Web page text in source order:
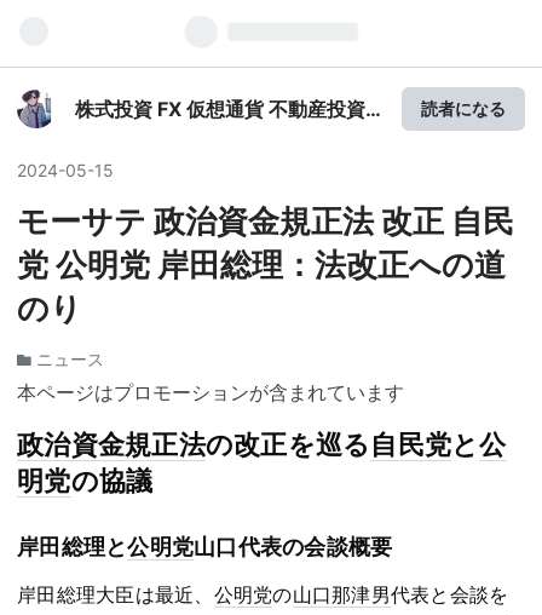
株式投資 FX 仮想通貨 不動産投資
読者になる
2024-05-15
モーサテ 政治資金規正法 改正 自民
党 公明党 岸田総理：法改正への道
のり
ニュース
本ページはプロモーションが含まれています
政治資金規正法の改正を巡る 自民党と公
明党の協議
岸田総理と公明党山口代表の会談概要
岸田総理大臣は最近、 公明党の山口那津男代表と会談を